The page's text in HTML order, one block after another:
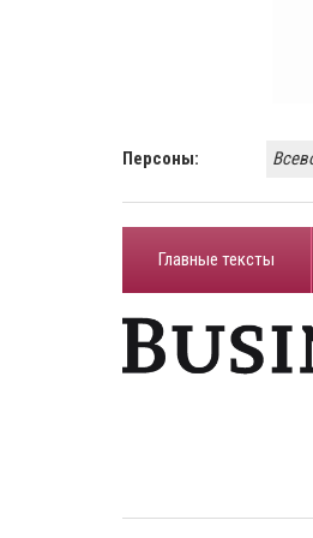
Персоны:
Главные тексты